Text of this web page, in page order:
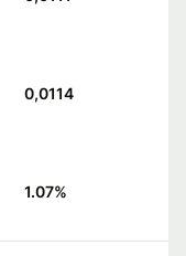
0,0114
1.07%